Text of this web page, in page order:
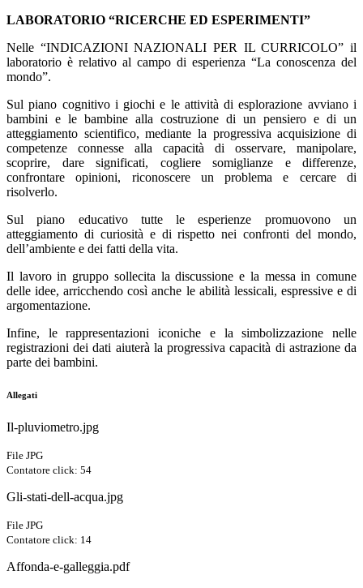
LABORATORIO “RICERCHE ED ESPERIMENTI”
Nelle “INDICAZIONI NAZIONALI PER IL CURRICOLO” il
laboratorio è relativo al campo di esperienza “La conoscenza del
mondo”.
Sul piano cognitivo i giochi e le attività di esplorazione avviano i
bambini e le bambine alla costruzione di un pensiero e di un
atteggiamento scientifico, mediante la progressiva acquisizione di
competenze connesse alla capacità di osservare, manipolare,
scoprire, dare significati, cogliere somiglianze e differenze,
confrontare opinioni, riconoscere un problema e cercare di
risolverlo.
Sul piano educativo tutte le esperienze promuovono un
atteggiamento di curiosità e di rispetto nei confronti del mondo,
dell’ambiente e dei fatti della vita.
Il lavoro in gruppo sollecita la discussione e la messa in comune
delle idee, arricchendo così anche le abilità lessicali, espressive e di
argomentazione.
Infine, le rappresentazioni iconiche e la simbolizzazione nelle
registrazioni dei dati aiuterà la progressiva capacità di astrazione da
parte dei bambini.
Allegati
Il-pluviometro.jpg
File JPG
Contatore click: 54
Gli-stati-dell-acqua.jpg
File JPG
Contatore click: 14
Affonda-e-galleggia.pdf